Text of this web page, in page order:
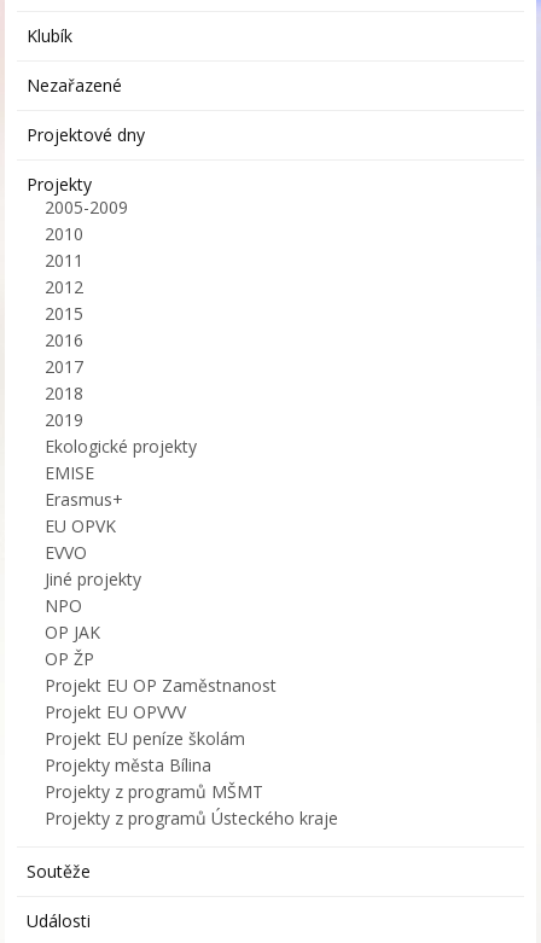
Klubík
Nezařazené
Projektové dny
Projekty
2005-2009
2010
2011
2012
2015
2016
2017
2018
2019
Ekologické projekty
EMISE
Erasmus+
EU OPVK
EVVO
Jiné projekty
NPO
OP JAK
OP ŽP
Projekt EU OP Zaměstnanost
Projekt EU OPVVV
Projekt EU peníze školám
Projekty města Bílina
Projekty z programů MŠMT
Projekty z programů Ústeckého kraje
Soutěže
Události